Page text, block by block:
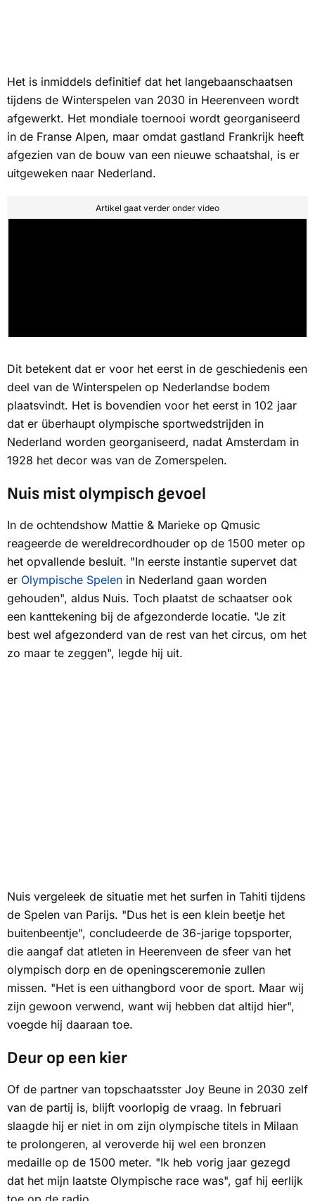
Het is inmiddels definitief dat het langebaanschaatsen
tijdens de Winterspelen van 2030 in Heerenveen wordt
afgewerkt. Het mondiale toernooi wordt georganiseerd
in de Franse Alpen, maar omdat gastland Frankrijk heeft
afgezien van de bouw van een nieuwe schaatshal, is er
uitgeweken naar Nederland.
Artikel gaat verder onder video
Dit betekent dat er voor het eerst in de geschiedenis een
deel van de Winterspelen op Nederlandse bodem
plaatsvindt. Het is bovendien voor het eerst in 102 jaar
dat er überhaupt olympische sportwedstrijden in
Nederland worden georganiseerd, nadat Amsterdam in
1928 het decor was van de Zomerspelen.
Nuis mist olympisch gevoel
In de ochtendshow Mattie & Marieke op Qmusic
reageerde de wereldrecordhouder op de 1500 meter op
het opvallende besluit. "In eerste instantie supervet dat
er Olympische Spelen in Nederland gaan worden
gehouden", aldus Nuis. Toch plaatst de schaatser ook
een kanttekening bij de afgezonderde locatie. "Je zit
best wel afgezonderd van de rest van het circus, om het
zo maar te zeggen", legde hij uit.
Nuis vergeleek de situatie met het surfen in Tahiti tijdens
de Spelen van Parijs. "Dus het is een klein beetje het
buitenbeentje", concludeerde de 36-jarige topsporter,
die aangaf dat atleten in Heerenveen de sfeer van het
olympisch dorp en de openingsceremonie zullen
missen. "Het is een uithangbord voor de sport. Maar wij
zijn gewoon verwend, want wij hebben dat altijd hier",
voegde hij daaraan toe.
Deur op een kier
Of de partner van topschaatsster Joy Beune in 2030 zelf
van de partij is, blijft voorlopig de vraag. In februari
slaagde hij er niet in om zijn olympische titels in Milaan
te prolongeren, al veroverde hij wel een bronzen
medaille op de 1500 meter. "Ik heb vorig jaar gezegd
dat het mijn laatste Olympische race was", gaf hij eerlijk